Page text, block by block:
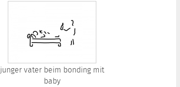
junger vater beim bonding mit
baby